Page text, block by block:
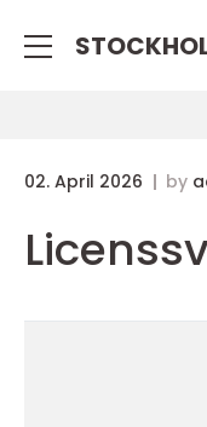
02. April 2026 by